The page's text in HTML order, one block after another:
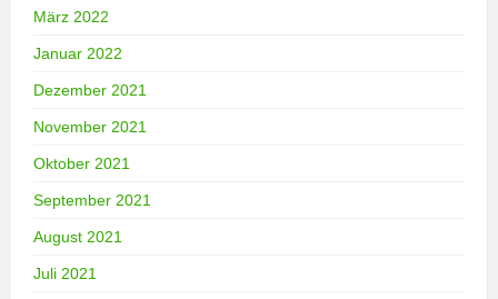
März 2022
Januar 2022
Dezember 2021
November 2021
Oktober 2021
September 2021
August 2021
Juli 2021